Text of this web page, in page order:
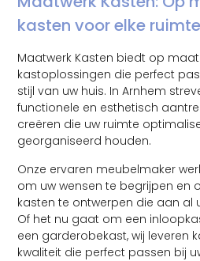
kasten voor elke
Maatwerk Kasten biedt op
kastoplossingen die perfect
stijl van uw huis. In Arnhem
functionele en esthetisch
creëren die uw ruimte
georganiseerd houden.
Onze ervaren meubelmaker
om uw wensen te begrijpen en
kasten te ontwerpen die aan al
Of het nu gaat om een
een garderobekast, wij leveren
kwaliteit die perfect passen bij